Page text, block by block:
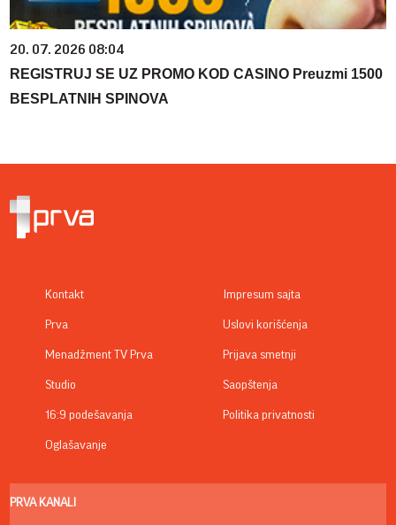
20. 07. 2026 08:04
REGISTRUJ SE UZ PROMO KOD CASINO Preuzmi 1500
BESPLATNIH SPINOVA
Kontakt
Prva
Menadžment TV Prva
Studio
16:9 podešavanja
Oglašavanje
Impresum sajta
Uslovi korišćenja
Prijava smetnji
Saopštenja
Politika privatnosti
PRVA KANALI